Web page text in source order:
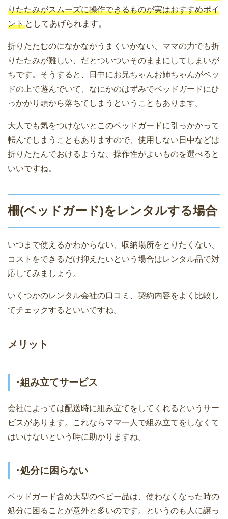
りたたみがスムーズに操作できるものが実はおすすめポイ
ント としてあげられます。
折りたたむのになかなかうまくいかない、ママの力でも折
りたたみが難しい、だとついついそのままにしてしまいが
ちです。そうすると、日中にお兄ちゃんお姉ちゃんがベッ
ドの上で遊んでいて、なにかのはずみでベッドガードにひ
っかかり頭から落ちてしまうということもあります。
大人でも気をつけないとこのベッドガードに引っかかって
転んでしまうこともありますので、使用しない日中などは
折りたたんでおけるような、操作性がよいものを選べると
いいですね。
柵(ベッドガード)をレンタルする場合
いつまで使えるかわからない、収納場所をとりたくない、
コストをできるだけ抑えたいという場合はレンタル品で対
応してみましょう。
いくつかのレンタル会社の口コミ、契約内容をよく比較し
てチェックするといいですね。
メリット
･組み立てサービス
会社によっては配送時に組み立てをしてくれるというサー
ビスがあります。これならママ一人で組み立てをしなくて
はいけないという時に助かりますね。
･処分に困らない
ベッドガード含め大型のベビー品は、使わなくなった時の
処分に困ることが意外と多いのです。というのも人に譲っ